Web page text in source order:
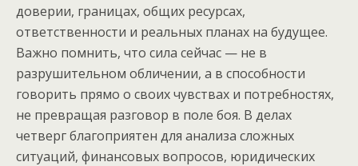
доверии, границах, общих ресурсах,
ответственности и реальных планах на будущее.
Важно помнить, что сила сейчас — не в
разрушительном обличении, а в способности
говорить прямо о своих чувствах и потребностях,
не превращая разговор в поле боя. В делах
четверг благоприятен для анализа сложных
ситуаций, финансовых вопросов, юридических